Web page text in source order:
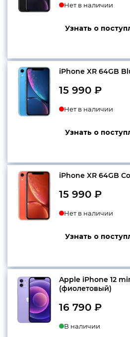
Нет в наличии
Узнать о
iPhone XR 64GB
15 990 ₽
Нет в наличии
Узнать о
iPhone XR 64GB
15 990 ₽
Нет в наличии
Узнать о
Apple iPhone 12
(фиолетовый)
16 790 ₽
В наличии